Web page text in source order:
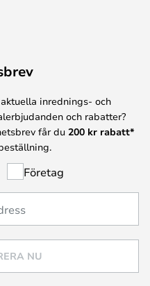
inrednings- och
och rabatter?
får du 200 kr rabatt*
Företag
NU